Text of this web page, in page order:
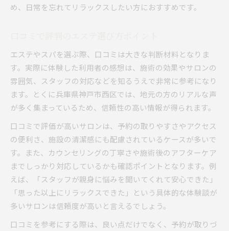
エステ選びに欠かせない口コミ活用術
口コミで評判の技術とサービスを比較
エステ利用者のリアルな感想まとめ
自然な美しさへ導く最新エステの楽しみ方
エステで実現するナチュラルビューティー
兵庫県神戸市西区の最新エステ事情紹介
美容トレンドを取り入れたエステ活用法
口コミで注目の新メニュー体験レポート
エステ通いで実感する自然な美しさの秘密
め、日常を忘れてリラックスしたい方におすすめです。
エステやスパを選ぶ際、口コミは大きな判断材料となりま
す。実際に体験した利用者の感想は、施術の効果やサロンの
雰囲気、スタッフの対応などを知るうえで非常に参考になり
ます。とくに兵庫県神戸市西区では、地元の方のリアルな声
が多く集まっているため、信頼性の高い情報が得られます。
口コミで評価が高いサロンは、予約の取りやすさやアクセス
の便利さ、施設の清潔感にも配慮されているケースが多いで
す。また、カウンセリングの丁寧さや施術後のアフターケア
までしっかり対応しているかも確認ポイントとなります。例
えば、「スタッフが親身に悩みを聞いてくれて安心できた」
「思った以上にリラックスできた」という具体的な体験談が
多いサロンは信頼度が高いと言えるでしょう。
口コミを参考にする際は、良い点だけでなく、予約が取りづ